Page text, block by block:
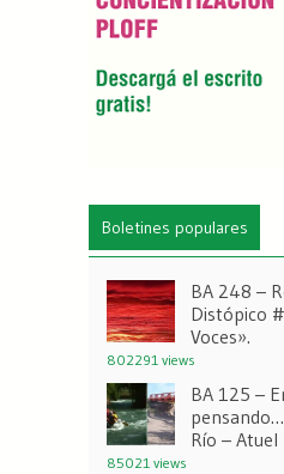
Boletines populares
BA 248 –
Distópico
Voces».
802291 views
BA 125 –
Río – Atuel
85021 views